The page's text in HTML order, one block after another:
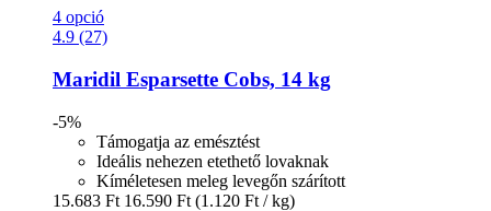
4 opció
4.9 (27)
Maridil Esparsette Cobs, 14 kg
-5%
Támogatja az emésztést
Ideális nehezen etethető lovaknak
Kíméletesen meleg levegőn szárított
15.683 Ft 16.590 Ft (1.120 Ft / kg)